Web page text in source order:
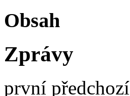
Obsah
Zprávy
první předchozí